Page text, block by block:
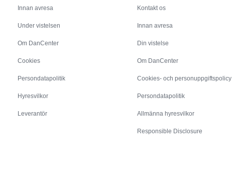
Innan avresa
Under vistelsen
Om DanCenter
Cookies
Persondatapolitik
Hyresvilkor
Leverantör
Kontakt os
Innan avresa
Din vistelse
Om DanCenter
Cookies- och personuppgiftspolicy
Persondatapolitik
Allmänna hyresvilkor
Responsible Disclosure